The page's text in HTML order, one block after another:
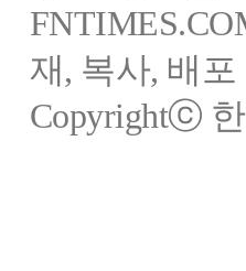
재, 복사, 배
Copyrightⓒ 한